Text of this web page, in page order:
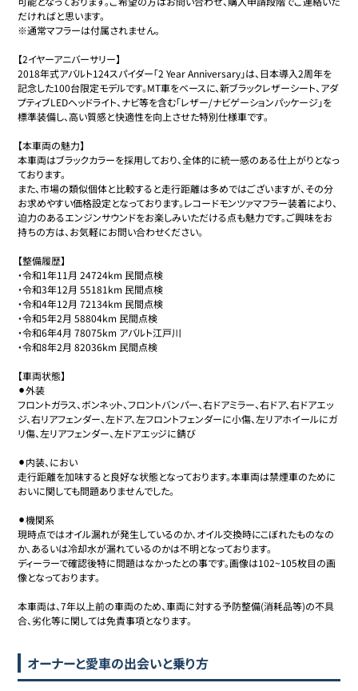
だければと思います。
※通常マフラーは付属されません。
【2イヤーアニバーサリー】
2018年式アバルト124スパイダー「2 Year Anniversary」は、日本導入2周年を
記念した100台限定モデルです。MT車をベースに、新ブラックレザーシート、アダ
プティブLEDヘッドライト、ナビ等を含む「レザー/ナビゲーションパッケージ」を
標準装備し、高い質感と快適性を向上させた特別仕様車です。
【本車両の魅力】
本車両はブラックカラーを採用しており、全体的に統一感のある仕上がりとなっ
ております。
また、市場の類似個体と比較すると走行距離は多めではございますが、その分
お求めやすい価格設定となっております。レコードモンツァマフラー装着により、
迫力のあるエンジンサウンドをお楽しみいただける点も魅力です。ご興味をお
持ちの方は、お気軽にお問い合わせください。
【整備履歴】
・令和1年11月 24724km 民間点検
・令和3年12月 55181km 民間点検
・令和4年12月 72134km 民間点検
・令和5年2月 58804km 民間点検
・令和6年4月 78075km アバルト江戸川
・令和8年2月 82036km 民間点検
【車両状態】
⚫︎外装
フロントガラス、ボンネット、フロントバンパー、右ドアミラー、右ドア、右ドアエッ
ジ、右リアフェンダー、左ドア、左フロントフェンダーに小傷、左リアホイールにガ
リ傷、左リアフェンダー、左ドアエッジに錆び
⚫︎内装、におい
走行距離を加味すると良好な状態となっております。本車両は禁煙車のために
おいに関しても問題ありませんでした。
⚫︎機関系
現時点ではオイル漏れが発生しているのか、オイル交換時にこぼれたものなの
か、あるいは冷却水が漏れているのかは不明となっております。
ディーラーで確認後特に問題はなかったとの事です。画像は102~105枚目の画
像となっております。
本車両は、7年以上前の車両のため、車両に対する予防整備(消耗品等)の不具
合、劣化等に関しては免責事項となります。
オーナーと愛車の出会いと乗り方